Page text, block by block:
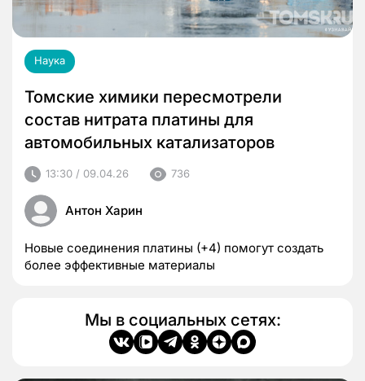
Наука
Томские химики пересмотрели
состав нитрата платины для
автомобильных катализаторов
13:30 / 09.04.26 736
Антон Харин
Новые соединения платины (+4) помогут создать
более эффективные материалы
Мы в социальных сетях: